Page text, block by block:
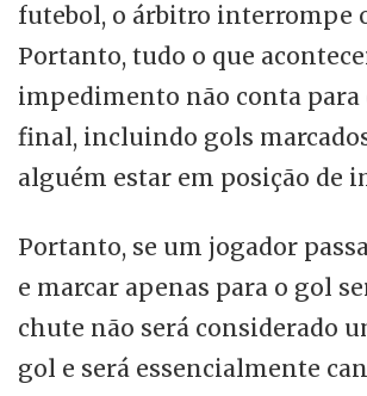
futebol, o árbitro interrompe
Portanto, tudo o que
impedimento não conta para
final, incluindo gols
alguém estar em posição de
Portanto, se um jogador
e marcar apenas para o gol
chute não será considerado
gol e será essencialmente